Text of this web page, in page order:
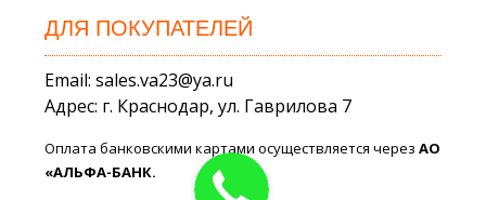
ДЛЯ ПОКУПАТЕЛЕЙ
Email: sales.va23@ya.ru
Адрес: г. Краснодар, ул. Гаврилова 7
Оплата банковскими картами осуществляется черезАО
«АЛЬФА-БАНК.